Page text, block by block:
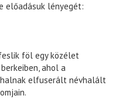
előadásuk lényegét:
föl egy közélet
ahol a
elfuserált névhalált